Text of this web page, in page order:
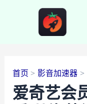
首页 影音加速器
爱奇艺会